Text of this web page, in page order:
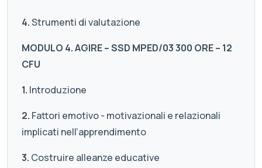
4.Strumenti di valutazione
MODULO 4. AGIRE – SSD MPED/03 300 ORE – 12
CFU
1. Introduzione
2. Fattori emotivo - motivazionali e relazionali
implicati nell’apprendimento
3. Costruire alleanze educative